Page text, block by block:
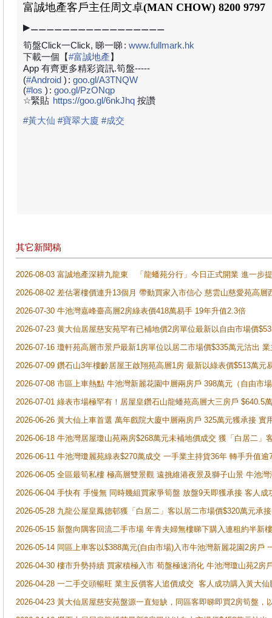
富誠地產客戶主任周文卓(MAN CHOW) 8200 9797
▶⚊⚊⚊⚊⚊⚊⚊⚊⚊⚊⚊⚊⚊⚊⚊⚊⚊
筍盤Click一Click, 睇一睇: www.fullmark.hk
下載一個【#富誠地產】
App 有齊更多精彩資訊.筍盤-----
(#Android ) : goo.gl/A3TNQW
(#los ) : goo.gl/PzONqp
☆緊貼 https://goo.gl/6nkJhq 按讚
#黃大仙 #寶翠大廈 #成交
其它新聞稿
2026-08-03 富誠地產深耕九龍東 「龍蟠苑分行」今日正式開業 進一步
2026-08-02 差估署樓價連升13個月 帶動買家入市信心 慈雲山慈愛苑高層
2026-07-30 牛池灣嘉峰臺高層2房綠表價418萬易手 19年升值2.3倍
2026-07-23 黄大仙居屋慈安苑罕有已補地價2房單位最新以自由市場價
2026-07-16 瓊軒苑高層市景戶最新1房單位以居二市場價$335萬元沽出
2026-07-09 鑽石山3年樓齡居屋王啟翔苑高層1房 最新以綠表價$513萬元
2026-07-08 市區上車熱點 牛池灣新麗花園中層兩房戶 398萬元（自由市
2026-07-01 綠表市場極罕有！居屋皇鑽石山龍蟠苑高層大三房戶
2026-06-26 黃大仙上車首選 萬年戲院大廈中層兩房戶 325萬元獲承接 實
2026-06-18 牛池灣居屋瓊山苑兩房$268萬元未補地價成交 獲「白居二」
2026-06-11 牛池灣瓊麗苑綠表$270萬成交 一手業主持貨36年 轉手升值逾
2026-06-05 全區最筍私樓 極高層雙景觀 遠挑維港夜景及獅子山景 牛池
2026-06-04 手快有 手慢無 同時幾組買家爭筍盤 放盤9天即獲承接 客人
2026-05-28 九龍公屋皇鳳德邨獲「白居二」客以居二市場價$320萬元承接
2026-05-15 新盤向隅客回流二手市場 年青夫婦無樓睇下購入連租約半新
2026-05-14 同區上車客以$388萬元(自由市場)入市牛池灣新麗花園2房戶
2026-04-30 樓市升勢持續 買家積極入市 荀盤極速消化 牛池灣瓊山苑2房
2026-04-28 一二手交頭暢旺 業主反價客人追價成交 客人成功購入黃大
2026-04-23 黃大仙居屋慈安苑盤源一直短缺，同區客即睇即買2房筍盤，